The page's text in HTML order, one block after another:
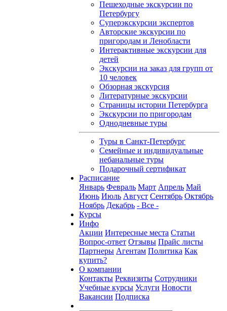
Пешеходные экскурсии по
Петербургу
Суперэкскурсии экспертов
Авторские экскурсии по
пригородам и Ленобласти
Интерактивные экскурсии для
детей
Экскурсии на заказ для групп от
10 человек
Обзорная экскурсия
Литературные экскурсии
Страницы истории Петербурга
Экскурсии по пригородам
Однодневные туры
Туры в Санкт-Петербург
Семейные и индивидуальные
небанальные туры
Подарочный сертификат
Расписание
Январь Февраль Март Апрель Май
Июнь Июль Август Сентябрь Октябрь
Ноябрь Декабрь - Все -
Курсы
Инфо
Акции Интересные места Статьи
Вопрос-ответ Отзывы Прайс листы
Партнеры Агентам Политика Как
купить?
О компании
Контакты Реквизиты Сотрудники
Учебные курсы Услуги Новости
Вакансии Подписка